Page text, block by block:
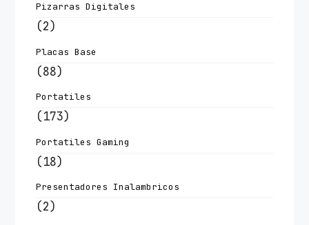
Pizarras Digitales
(2)
Placas Base
(88)
Portatiles
(173)
Portatiles Gaming
(18)
Presentadores Inalambricos
(2)